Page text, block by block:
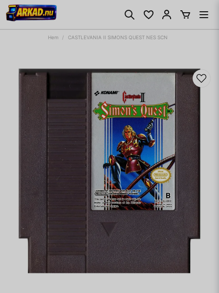
Hem CASTLEVANIA II SIMONS QUEST NES SCN